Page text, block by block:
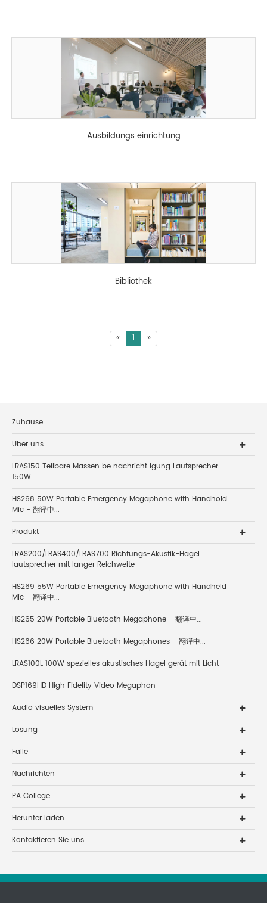
Ausbildungs einrichtung
Bibliothek
« 1 »
Zuhause
Über uns
LRAS150 Teilbare Massen be nachricht igung Lautsprecher
150W
HS268 50W Portable Emergency Megaphone with Handhold
Mic - 翻译中...
Produkt
LRAS200/LRAS400/LRAS700 Richtungs-Akustik-Hagel
lautsprecher mit langer Reichweite
HS269 55W Portable Emergency Megaphone with Handheld
Mic - 翻译中...
HS265 20W Portable Bluetooth Megaphone - 翻译中...
HS266 20W Portable Bluetooth Megaphones - 翻译中...
LRAS100L 100W spezielles akustisches Hagel gerät mit Licht
DSP169HD High Fidelity Video Megaphon
Audio visuelles System
Lösung
Fälle
Nachrichten
PA College
Herunter laden
Kontaktieren Sie uns